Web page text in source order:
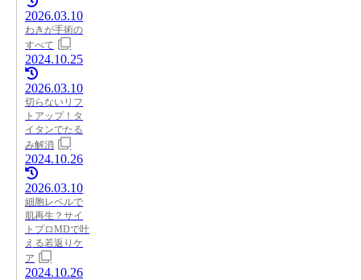
2026.03.10
わきが手術の
すべて
2024.10.25
2026.03.10
切らないリフ
トアップ！タ
イタンでたる
み解消
2024.10.26
2026.03.10
細胞レベルで
肌再生？サイ
トプロMDで叶
える若返りケ
ア
2024.10.26